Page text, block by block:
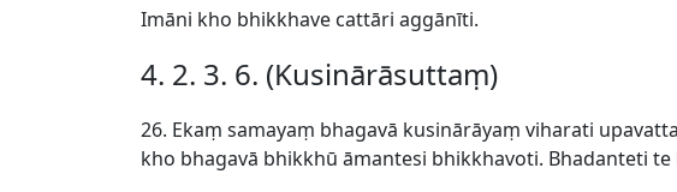
Imāni kho bhikkhave cattāri aggānīti.
4. 2. 3. 6. (Kusinārāsuttaṃ)
26. Ekaṃ samayaṃ bhagavā kusinārāyaṃ viharati
kho bhagavā bhikkhū āmantesi bhikkhavoti. Bhadanteti